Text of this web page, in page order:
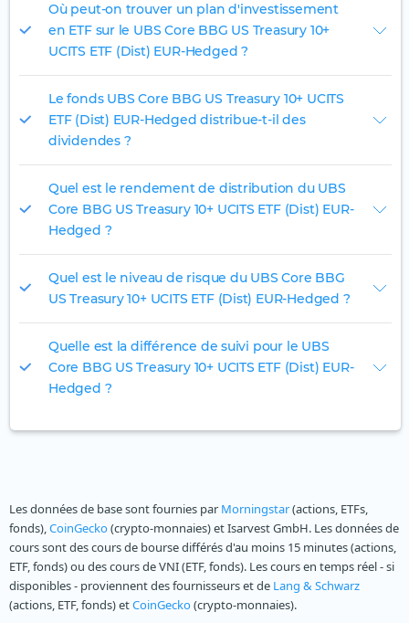
Où peut-on trouver un plan d'investissement
en ETF sur le UBS Core BBG US Treasury 10+
UCITS ETF (Dist) EUR-Hedged ?
Le fonds UBS Core BBG US Treasury 10+ UCITS
ETF (Dist) EUR-Hedged distribue-t-il des
dividendes ?
Quel est le rendement de distribution du UBS
Core BBG US Treasury 10+ UCITS ETF (Dist) EUR-
Hedged ?
Quel est le niveau de risque du UBS Core BBG
US Treasury 10+ UCITS ETF (Dist) EUR-Hedged ?
Quelle est la différence de suivi pour le UBS
Core BBG US Treasury 10+ UCITS ETF (Dist) EUR-
Hedged ?
Les données de base sont fournies par Morningstar(actions, ETFs,
fonds),CoinGecko(crypto-monnaies) et Isarvest GmbH. Les données de
cours sont des cours de bourse différés d'au moins 15 minutes (actions,
ETF, fonds) ou des cours de VNI (ETF, fonds). Les cours en temps réel - si
disponibles - proviennent des fournisseurs et de Lang & Schwarz
(actions, ETF, fonds) etCoinGecko(crypto-monnaies).